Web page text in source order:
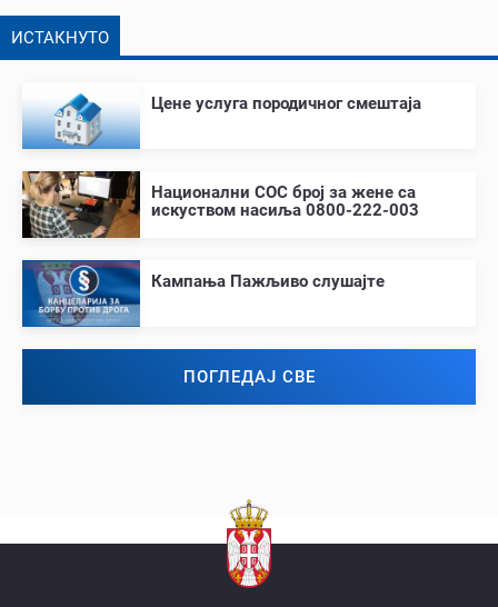
ИСТАКНУТО
Цене услуга породичног смештаја
Национални СОС број за жене са
искуством насиља 0800-222-003
Кампања Пажљиво слушајте
ПОГЛЕДАЈ СВЕ